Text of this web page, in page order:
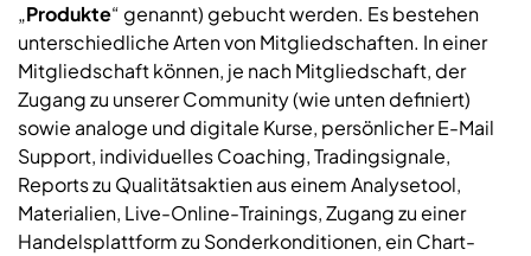
„Produkte“ genannt) gebucht werden. Es bestehen
unterschiedliche Arten von Mitgliedschaften. In einer
Mitgliedschaft können, je nach Mitgliedschaft, der
Zugang zu unserer Community (wie unten definiert)
sowie analoge und digitale Kurse, persönlicher E-Mail
Support, individuelles Coaching, Tradingsignale,
Reports zu Qualitätsaktien aus einem Analysetool,
Materialien, Live-Online-Trainings, Zugang zu einer
Handelsplattform zu Sonderkonditionen, ein Chart-